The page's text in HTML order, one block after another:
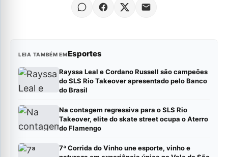
LEIA TAMBÉM EMEsportes
Rayssa Leal e Cordano Russell são campeões
do SLS Rio Takeover apresentado pelo Banco
do Brasil
Na contagem regressiva para o SLS Rio
Takeover, elite do skate street ocupa o Aterro
do Flamengo
7ª Corrida do Vinho une esporte, vinho e